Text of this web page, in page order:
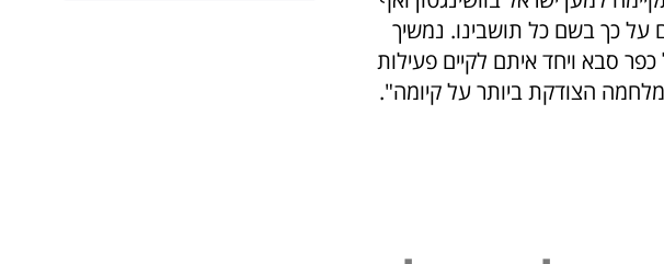
על כך בשם כל תושבינו. נמשיך
סבא ויחד איתם לקיים פעילות
הצודקת ביותר על קיומה".